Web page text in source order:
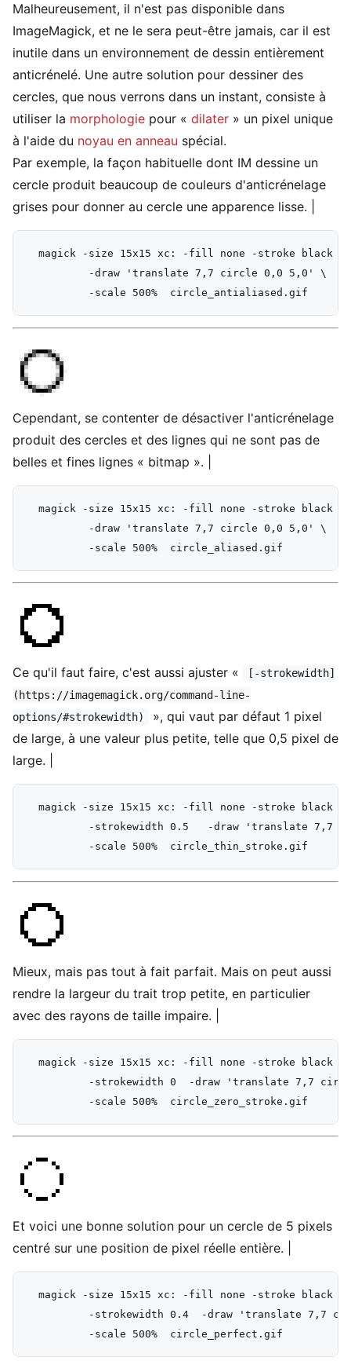
Malheureusement, il n'est pas disponible dans
ImageMagick, et ne le sera peut-être jamais, car il est
inutile dans un environnement de dessin entièrement
anticrénelé. Une autre solution pour dessiner des
cercles, que nous verrons dans un instant, consiste à
utiliser la morphologie pour « dilater » un pixel unique
à l'aide du noyau en anneau spécial.
Par exemple, la façon habituelle dont IM dessine un
cercle produit beaucoup de couleurs d'anticrénelage
grises pour donner au cercle une apparence lisse. |
  magick -size 15x15 xc: -fill none -stroke black \
          -draw 'translate 7,7 circle 0,0 5,0' \
Cependant, se contenter de désactiver l'anticrénelage
produit des cercles et des lignes qui ne sont pas de
belles et fines lignes « bitmap ». |
magick -size 15x15 xc: -fill none -stroke black
          -draw 'translate 7,7 circle 0,0 5,0' \
Ce qu'il faut faire, c'est aussi ajuster «
[-strokewidth]
(https://imagemagick.org/command-line-
options/#strokewidth)
», qui vaut par défaut 1 pixel
de large, à une valeur plus petite, telle que 0,5 pixel de
large. |
magick -size 15x15 xc: -fill none -stroke black
-strokewidth 0.5   -draw 'translate 7,7
Mieux, mais pas tout à fait parfait. Mais on peut aussi
rendre la largeur du trait trop petite, en particulier
avec des rayons de taille impaire. |
magick -size 15x15 xc: -fill none -stroke black
-strokewidth 0  -draw 'translate 7,7
Et voici une bonne solution pour un cercle de 5 pixels
centré sur une position de pixel réelle entière. |
magick -size 15x15 xc: -fill none -stroke black
-strokewidth 0.4  -draw 'translate 7,7